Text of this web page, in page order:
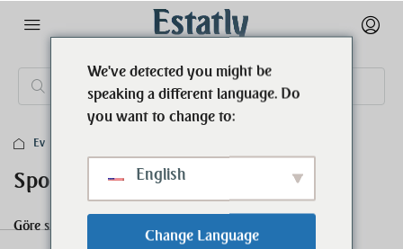
Ev
Spor Salonu
Göre sırala:
We've detected you might be
speaking a different language. Do
you want to change to:
English
Change Language